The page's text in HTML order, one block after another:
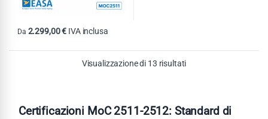
Da 2.299,00€ IVA inclusa
Questo prodotto ha più varianti. Le opzioni possono essere scelte
Visualizzazione di 13 risultati
Certificazioni MoC 2511-2512: Standard di